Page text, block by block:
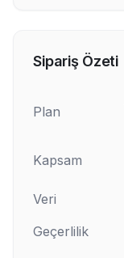
Sipariş Özeti
Plan
Kapsam
Veri
Geçerlilik